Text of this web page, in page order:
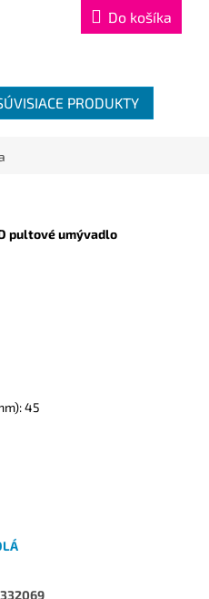
Do košíka
PRODUKTY
pultové umývadlo
45